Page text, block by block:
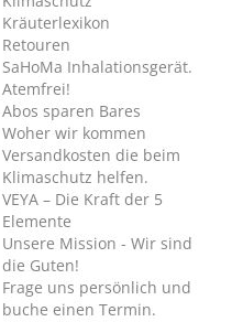
Kräuterlexikon
Retouren
SaHoMa Inhalationsgerät.
Atemfrei!
Abos sparen Bares
Woher wir kommen
Versandkosten die beim
Klimaschutz helfen.
VEYA – Die Kraft der 5
Elemente
Unsere Mission - Wir sind
die Guten!
Frage uns persönlich und
buche einen Termin.